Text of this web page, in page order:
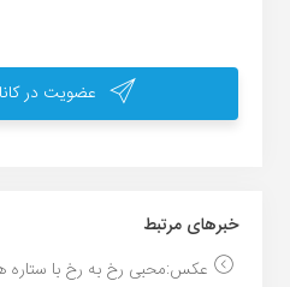
عضویت در
خبر‌های مرتبط
عکس:محبی رخ به رخ با ستاره